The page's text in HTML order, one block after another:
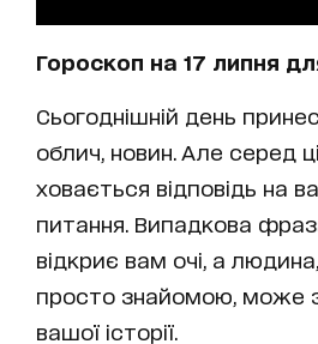
Гороскоп на 17 липня
Сьогоднішній день
облич, новин. Але серед
ховається відповідь на
питання. Випадкова
відкриє вам очі, а
просто знайомою, може
вашої історії.